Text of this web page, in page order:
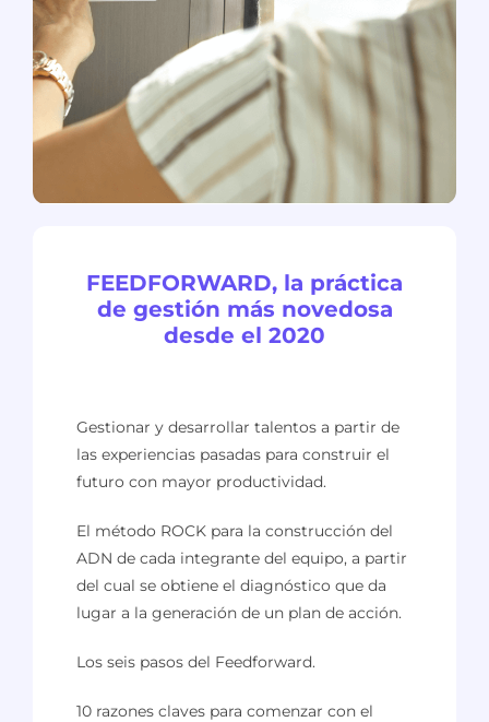
FEEDFORWARD, la práctica
de gestión más novedosa
desde el 2020
Gestionar y desarrollar talentos a partir de
las experiencias pasadas para construir el
futuro con mayor productividad.
El método ROCK para la construcción del
ADN de cada integrante del equipo, a partir
del cual se obtiene el diagnóstico que da
lugar a la generación de un plan de acción.
Los seis pasos del Feedforward.
10 razones claves para comenzar con el